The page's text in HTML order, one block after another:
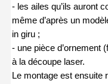
- les ailes qu’ils auront
même d’après un
in giru ;
- une pièce d’ornement
à la découpe laser.
Le montage est ensuite